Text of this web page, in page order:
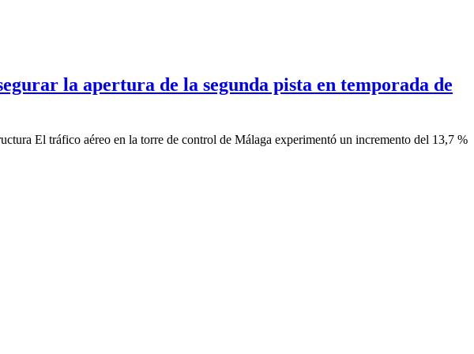
la apertura de la segunda pista en temporada de
El tráfico aéreo en la torre de control de Málaga experimentó un incremento del 13,7 %